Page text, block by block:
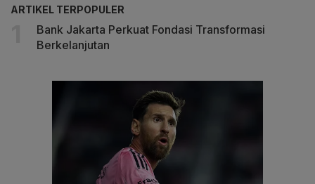
ARTIKEL TERPOPULER
Bank Jakarta Perkuat Fondasi Transformasi
Berkelanjutan